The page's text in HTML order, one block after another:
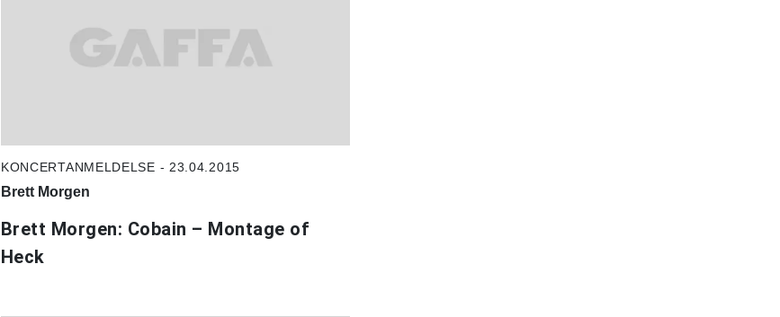
KONCERTANMELDELSE - 23.04.2015
Brett Morgen
Brett Morgen: Cobain – Montage of
Heck